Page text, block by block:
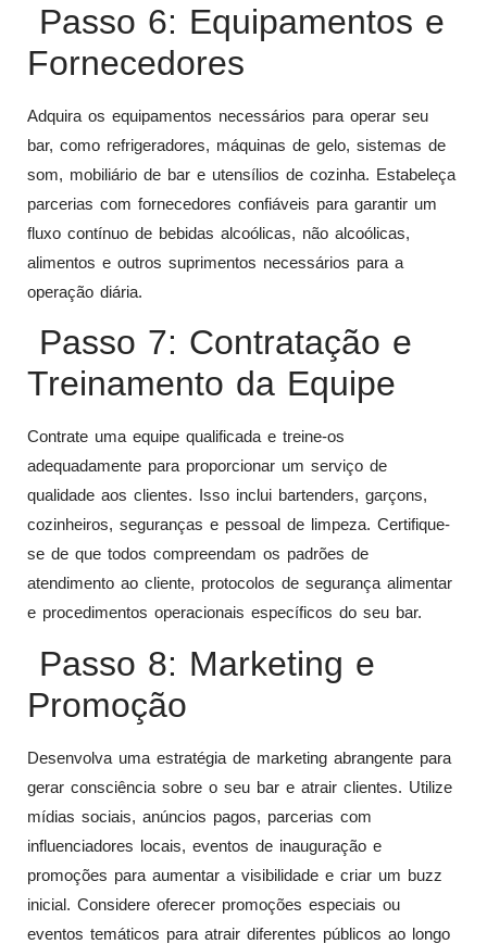
Passo 6: Equipamentos e
Fornecedores
Adquira os equipamentos necessários para operar seu
bar, como refrigeradores, máquinas de gelo, sistemas de
som, mobiliário de bar e utensílios de cozinha. Estabeleça
parcerias com fornecedores confiáveis para garantir um
fluxo contínuo de bebidas alcoólicas, não alcoólicas,
alimentos e outros suprimentos necessários para a
operação diária.
Passo 7: Contratação e
Treinamento da Equipe
Contrate uma equipe qualificada e treine-os
adequadamente para proporcionar um serviço de
qualidade aos clientes. Isso inclui bartenders, garçons,
cozinheiros, seguranças e pessoal de limpeza. Certifique-
se de que todos compreendam os padrões de
atendimento ao cliente, protocolos de segurança alimentar
e procedimentos operacionais específicos do seu bar.
Passo 8: Marketing e
Promoção
Desenvolva uma estratégia de marketing abrangente para
gerar consciência sobre o seu bar e atrair clientes. Utilize
mídias sociais, anúncios pagos, parcerias com
influenciadores locais, eventos de inauguração e
promoções para aumentar a visibilidade e criar um buzz
inicial. Considere oferecer promoções especiais ou
eventos temáticos para atrair diferentes públicos ao longo